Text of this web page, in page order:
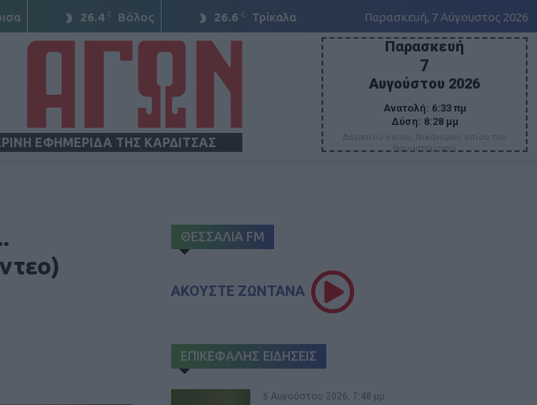
26.4 C Βόλος 26.6 C Τρίκαλα Παρασκευή, 7 Αύγουστος 2026
ΕΦΗΜΕΡΙΔΑ ΤΗΣ ΚΑΡΔΙΤΣΑΣ
Παρασκευή
7
Αυγούστου 2026
Ανατολή: 6:33 πμ
Δύση: 8:28 μμ
Δομετίου οσίου, Νικάνορος οσίου του
θαυματουργού
ΘΕΣΣΑΛΙΑ FM
ΑΚΟΥΣΤΕ ΖΩΝΤΑΝΑ
ΕΠΙΚΕΦΑΛΗΣ ΕΙΔΗΣΕΙΣ
6 Αυγούστου 2026, 7:48 μμ